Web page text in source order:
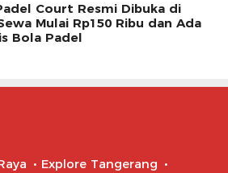
Court Resmi Dibuka di
Mulai Rp150 Ribu dan Ada
Bola Padel
Explore Tangerang